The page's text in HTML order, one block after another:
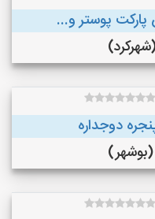
پوستر و...
دوجداره